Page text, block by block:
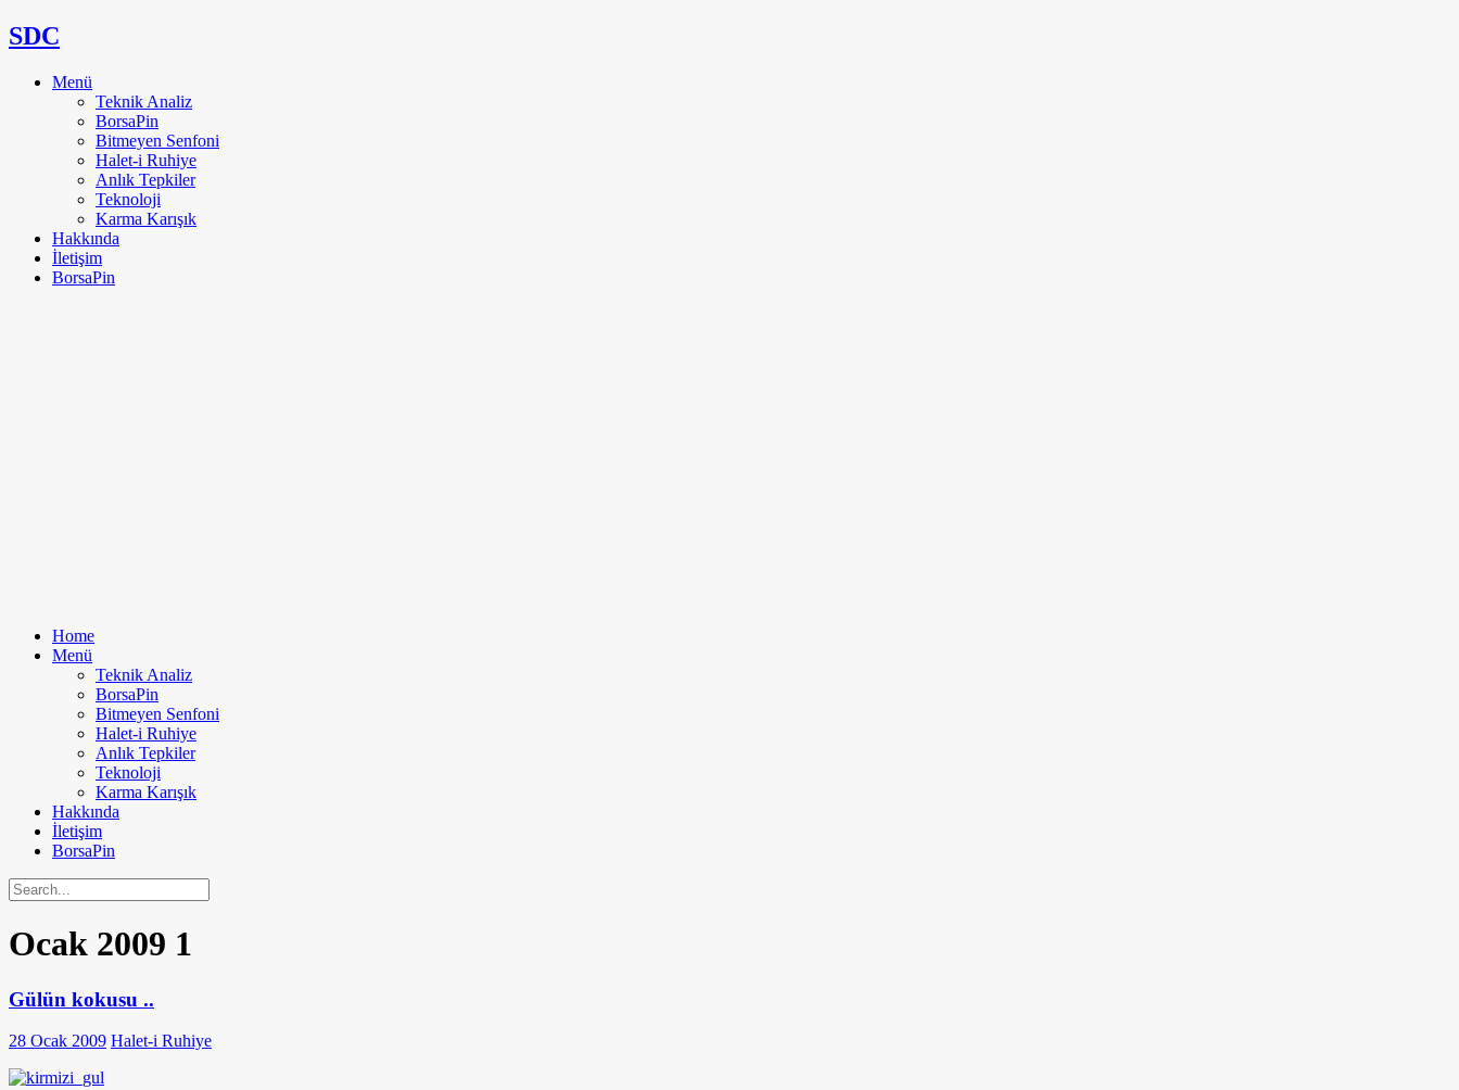
SDC
Menü
Teknik Analiz
BorsaPin
Bitmeyen Senfoni
Halet-i Ruhiye
Anlık Tepkiler
Teknoloji
Karma Karışık
Hakkında
İletişim
BorsaPin
Home
Menü
Teknik Analiz
BorsaPin
Bitmeyen Senfoni
Halet-i Ruhiye
Anlık Tepkiler
Teknoloji
Karma Karışık
Hakkında
İletişim
BorsaPin
Ocak 2009 1
Gülün kokusu ..
28 Ocak 2009 Halet-i Ruhiye